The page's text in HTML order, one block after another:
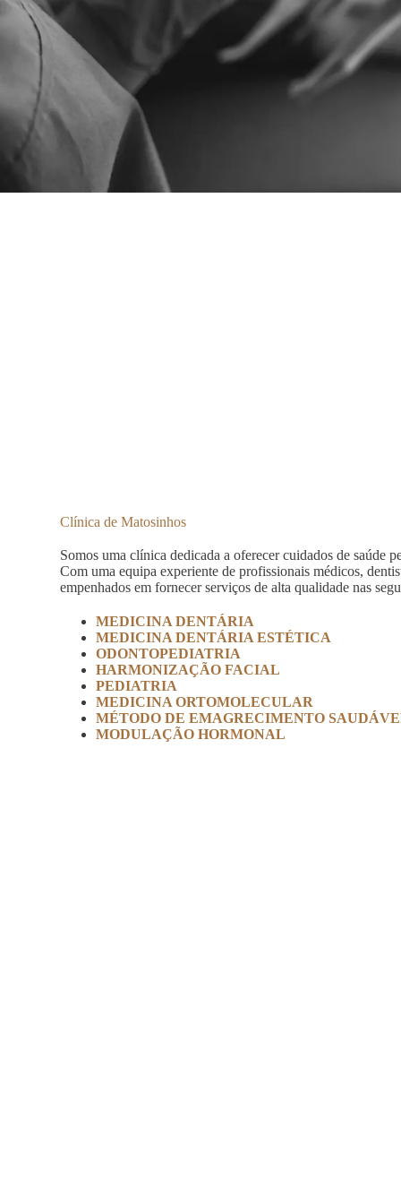
Clínica de Matosinhos
Somos uma clínica dedicada a oferecer cuidados de saúde
Com uma equipa experiente de profissionais médicos,
empenhados em fornecer serviços de alta qualidade nas
MEDICINA DENTÁRIA
MEDICINA DENTÁRIA ESTÉTICA
ODONTOPEDIATRIA
HARMONIZAÇÃO FACIAL
PEDIATRIA
MEDICINA ORTOMOLECULAR
MÉTODO DE EMAGRECIMENTO
MODULAÇÃO HORMONAL